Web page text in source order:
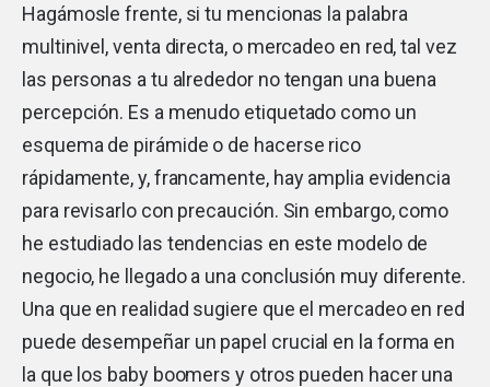
Hagámosle frente, si tu mencionas la palabra
multinivel, venta directa, o mercadeo en red, tal vez
las personas a tu alrededor no tengan una buena
percepción. Es a menudo etiquetado como un
esquema de pirámide o de hacerse rico
rápidamente, y, francamente, hay amplia evidencia
para revisarlo con precaución. Sin embargo, como
he estudiado las tendencias en este modelo de
negocio, he llegado a una conclusión muy diferente.
Una que en realidad sugiere que el mercadeo en red
puede desempeñar un papel crucial en la forma en
la que los baby boomers y otros pueden hacer una